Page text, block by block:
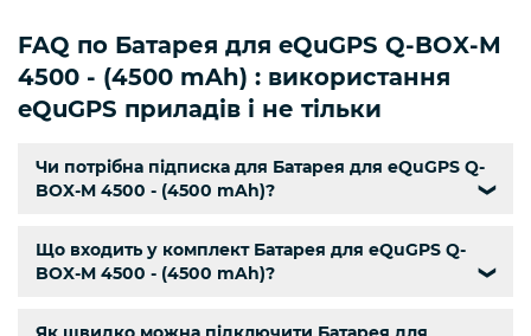
FAQ по Батарея для eQuGPS Q-BOX-M
4500 - (4500 mAh) : використання
eQuGPS приладів і не тільки
Чи потрібна підписка для Батарея для eQuGPS Q-
BOX-M 4500 - (4500 mAh)?
❯
Що входить у комплект Батарея для eQuGPS Q-
BOX-M 4500 - (4500 mAh)?
❯